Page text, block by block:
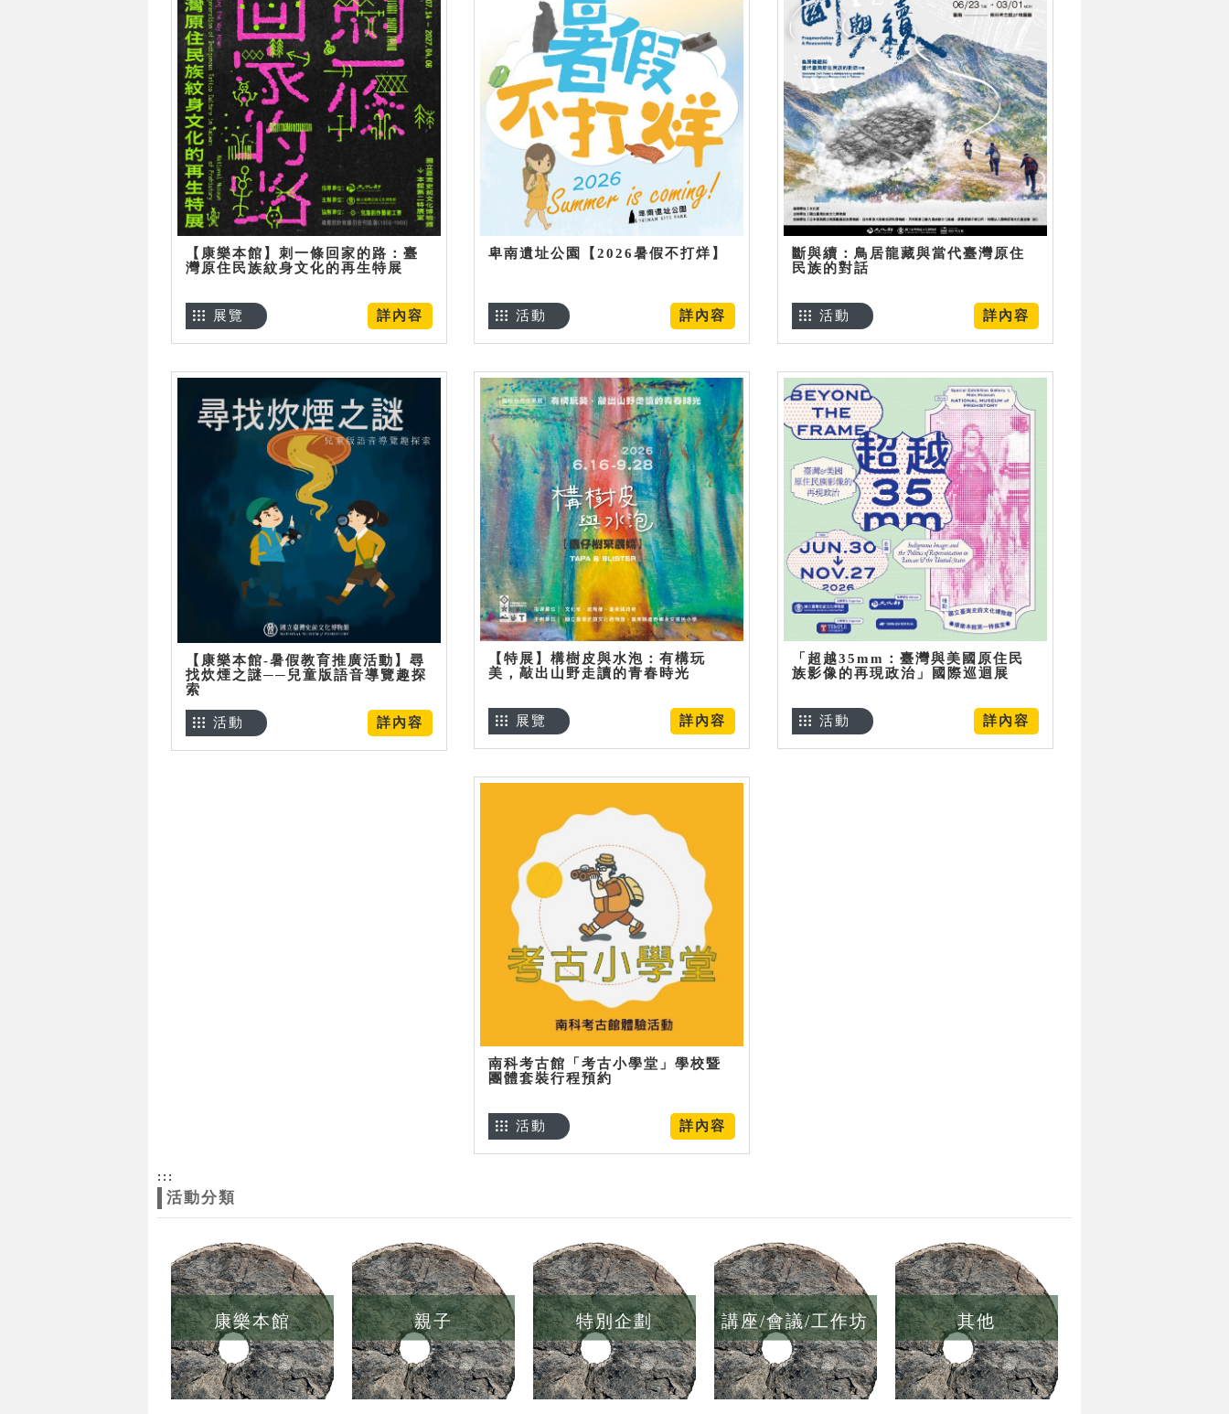
【康樂本館】刺一條回家的路：臺
灣原住民族紋身文化的再生特展
詳內容
展覽
卑南遺址公園【2026暑假不打烊】
詳內容
活動
斷與續：鳥居龍藏與當代臺灣原住
民族的對話
詳內容
活動
【康樂本館-暑假教育推廣活動】尋
找炊煙之謎──兒童版語音導覽趣探
索
詳內容
活動
【特展】構樹皮與水泡：有構玩
美，敲出山野走讀的青春時光
詳內容
展覽
「超越35mm：臺灣與美國原住民
族影像的再現政治」國際巡迴展
詳內容
活動
南科考古館「考古小學堂」學校暨
團體套裝行程預約
詳內容
活動
:::
活動分類
康樂本館 親子 特別企劃 講座/會議/工作坊 其他